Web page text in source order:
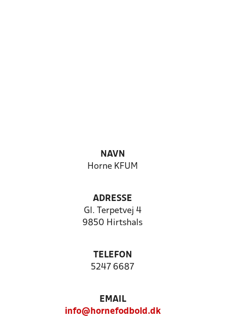
NAVN
Horne KFUM
ADRESSE
Gl. Terpetvej 4
9850 Hirtshals
TELEFON
5247 6687
EMAIL
info@hornefodbold.dk